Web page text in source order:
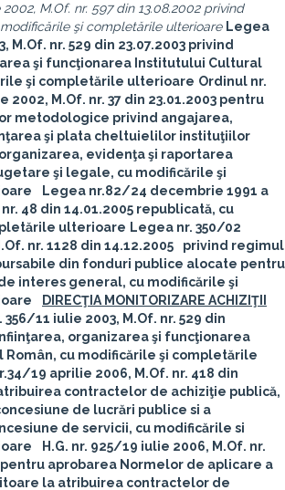
M.Of. nr. 597 din 13.08.2002 privind
şi completările ulterioare Legea
M.Of. nr. 529 din 23.07.2003 privind
şi funcţionarea Institutului Cultural
şi completările ulterioare Ordinul nr.
M.Of. nr. 37 din 23.01.2003 pentru
metodologice privind angajarea,
şi plata cheltuielilor instituţiilor
evidenţa şi raportarea
şi legale, cu modificările şi
Legea nr.82/24 decembrie 1991 a
48 din 14.01.2005 republicată, cu
ulterioare Legea nr. 350/02
nr. 1128 din 14.12.2005
privind regimul
din fonduri publice alocate pentru
interes general, cu modificările şi
DIRECŢIA MONITORIZARE ACHIZIŢII
356/11 iulie 2003, M.Of. nr. 529 din
organizarea şi funcţionarea
Român, cu modificările şi completările
19 aprilie 2006, M.Of. nr. 418 din
contractelor de achiziţie publică,
de lucrări publice si a
de servicii, cu modificările si
H.G. nr. 925/19 iulie 2006, M.Of. nr.
pentru aprobarea Normelor de aplicare a
la atribuirea contractelor de